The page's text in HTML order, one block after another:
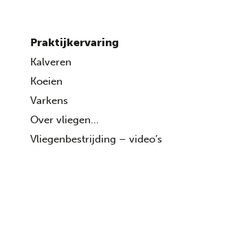
Praktijkervaring
Kalveren
Koeien
Varkens
Over vliegen…
Vliegenbestrijding – video’s